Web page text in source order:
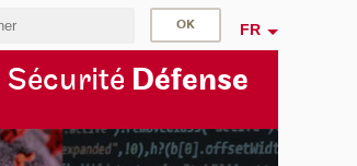
FR
Sécurité Défense